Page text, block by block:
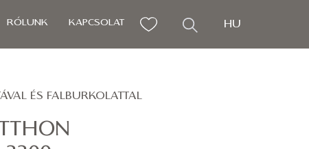
RÓLUNK KAPCSOLAT HU
ÉS FALBURKOLATTAL